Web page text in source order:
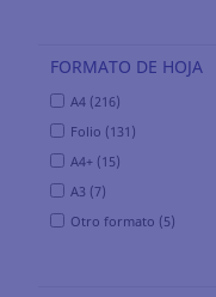
FORMATO DE HOJA
A4 (216)
Folio (131)
A4+ (15)
A3 (7)
Otro formato (5)